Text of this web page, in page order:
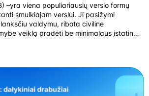
–yra viena populiariausių verslo formų
smulkiajam verslui. Ji pasižymi
valdymu, ribota civiline
veiklą pradėti be minimalaus įstatinio
[…]